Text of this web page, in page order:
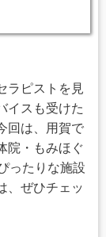
ラピストを見
イスも受けた
回は、用賀で
院・もみほぐ
ったりな施設
、ぜひチェッ